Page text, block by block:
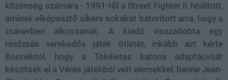
közönség számára - 1991-től a Street Fighter II hódított,
aminek elképesztő sikere sokakat bátorított arra, hogy a
zsánerben alkossanak. A kiadó visszadobta egy
nindzsás verekedős játék ötletét, inkább azt kérte
Boonéktól, hogy a Tökéletes katona adaptációját
készítsék el a Véres játékból vett elemekkel, benne Jean-